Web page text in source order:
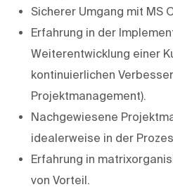
Sicherer Umgang mit MS
Erfahrung in der
Weiterentwicklung einer
kontinuierlichen
Projektmanagement).
Nachgewiesene
idealerweise in der
Erfahrung in
von Vorteil.